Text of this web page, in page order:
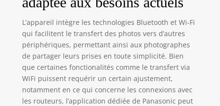
photographique
grande liberté
créative Résolution
4K pour tous : un
monde de
possibilités grâce à
l'enregistrement
4K Enregistrez
avec une qualité
L’appareil intègre les technologies Bluetooth et Wi-Fi
qui facilitent le transfert des photos vers d’autres
périphériques, permettant ainsi aux photographes
de partager leurs prises en toute simplicité. Bien
que certaines fonctionalités comme le transfert via
WiFi puissent requérir un certain ajustement,
notamment en ce qui concerne les connexions avec
les routeurs, l’application dédiée de Panasonic peut